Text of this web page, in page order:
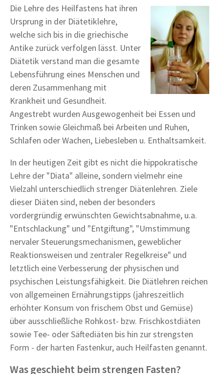
Die Lehre des Heilfastens hat ihren
Ursprung in der Diätetiklehre,
welche sich bis in die griechische
Antike zurück verfolgen lässt. Unter
Diätetik verstand man die gesamte
Lebensführung eines Menschen und
deren Zusammenhang mit
Krankheit und Gesundheit.
Angestrebt wurden Ausgewogenheit bei Essen und
Trinken sowie Gleichmaß bei Arbeiten und Ruhen,
Schlafen oder Wachen, Liebesleben u. Enthaltsamkeit.
In der heutigen Zeit gibt es nicht die hippokratische
Lehre der "Diata" alleine, sondern vielmehr eine
Vielzahl unterschiedlich strenger Diätenlehren. Ziele
dieser Diäten sind, neben der besonders
vordergründig erwünschten Gewichtsabnahme, u.a.
"Entschlackung" und "Entgiftung", "Umstimmung
nervaler Steuerungsmechanismen, geweblicher
Reaktionsweisen und zentraler Regelkreise" und
letztlich eine Verbesserung der physischen und
psychischen Leistungsfähigkeit. Die Diätlehren reichen
von allgemeinen Ernährungstipps (jahreszeitlich
erhöhter Konsum von frischem Obst und Gemüse)
über ausschließliche Rohkost- bzw. Frischkostdiäten
sowie Tee- oder Säftediäten bis hin zur strengsten
Form - der harten Fastenkur, auch Heilfasten genannt.
Was geschieht beim strengen Fasten?